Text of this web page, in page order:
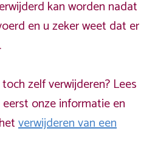
kan worden nadat
en u zeker weet dat er
zelf verwijderen? Lees
onze informatie en
verwijderen van een